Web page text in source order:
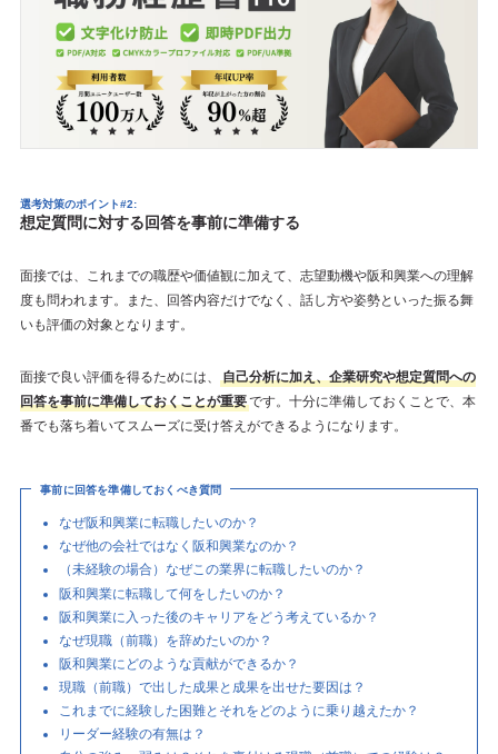
選考対策のポイント#2:
想定質問に対する回答を事前に準備する
面接では、これまでの職歴や価値観に加えて、志望動機や阪和興業への理解
度も問われます。また、回答内容だけでなく、話し方や姿勢といった振る舞
いも評価の対象となります。
面接で良い評価を得るためには、
自己分析に加え、企業研究や想定質問への
回答を事前に準備しておくことが重要です。十分に準備しておくことで、本
番でも落ち着いてスムーズに受け答えができるようになります。
事前に回答を準備しておくべき質問
なぜ阪和興業に転職したいのか？
なぜ他の会社ではなく阪和興業なのか？
（未経験の場合）なぜこの業界に転職したいのか？
阪和興業に転職して何をしたいのか？
阪和興業に入った後のキャリアをどう考えているか？
なぜ現職（前職）を辞めたいのか？
阪和興業にどのような貢献ができるか？
現職（前職）で出した成果と成果を出せた要因は？
これまでに経験した困難とそれをどのように乗り越えたか？
リーダー経験の有無は？